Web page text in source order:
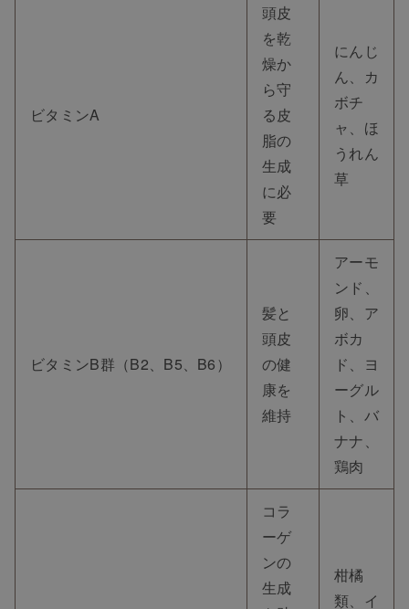
ビタミンA
頭皮
を乾
燥か
ら守
る皮
脂の
生成
に必
要
にんじ
ん、カ
ボチ
ャ、ほ
うれん
草
ビタミンB群（B2、B5、B6）
髪と
頭皮
の健
康を
維持
アーモ
ンド、
卵、ア
ボカ
ド、ヨ
ーグル
ト、バ
ナナ、
鶏肉
コラ
ーゲ
ンの
生成
柑橘
類、イ